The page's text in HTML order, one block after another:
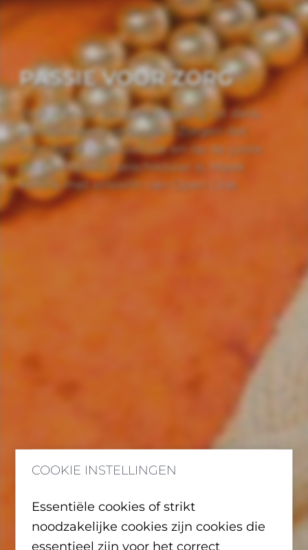
COOKIE INSTELLINGEN
Essentiële cookies of strikt
noodzakelijke cookies zijn cookies die
essentieel zijn voor het correct
PASSIE VOOR ZORG
Veilige maar simpele toegang tot data,
medewerkers verbinden. Zorgen dat
informatie betrouwbaar en op de juiste
plek en tijdstip beschikbaar is. Maak
kennis met eHealth van Open Line.